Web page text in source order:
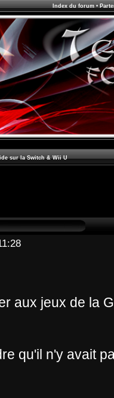
Index du forum•
sur la Switch & Wii U
aux jeux de la
qu'il n'y avait